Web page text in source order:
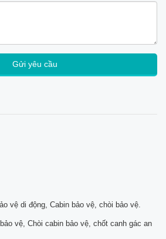
vệ di động, Cabin bảo vệ, chòi bảo vệ.
vệ, Chòi cabin bảo vệ, chốt canh gác an